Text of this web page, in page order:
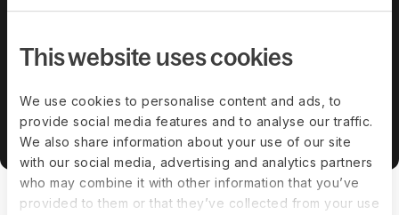
This website uses cookies
We use cookies to personalise content and ads, to
provide social media features and to analyse our traffic.
We also share information about your use of our site
with our social media, advertising and analytics partners
who may combine it with other information that you’ve
provided to them or that they’ve collected from your use
använder vår omfattande kunskap för att
unika utmaningar som följer med att växa ett
Boka en demo